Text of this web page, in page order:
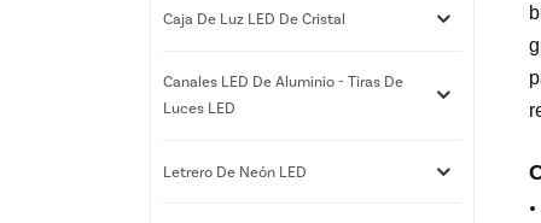
Caja De Luz LED De Cristal
Canales LED De Aluminio - Tiras De
Luces LED
Letrero De Neón LED